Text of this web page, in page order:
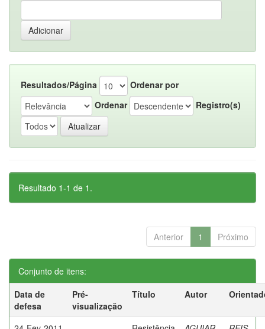
Resultados/Página
Ordenar por
Ordenar
Registro(s)
Resultado 1-1 de 1.
Anterior 1 Próximo
Conjunto de itens:
Data de
defesa
Pré-
visualização
Título Autor